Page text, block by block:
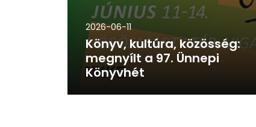
2026-06-11
Könyv, kultúra, közösség:
megnyílt a 97. Ünnepi
Könyvhét